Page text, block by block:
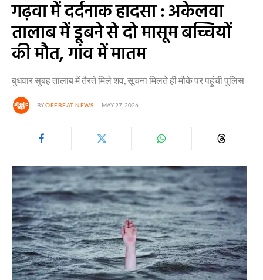
गढ़वा में दर्दनाक हादसा : अकेलवा
तालाब में डूबने से दो मासूम बच्चियों
की मौत, गांव में मातम
बुधवार सुबह तालाब में तैरते मिले शव, सूचना मिलते ही मौके पर पहुंची पुलिस
BYOFFBEAT NEWS MAY 27, 2026